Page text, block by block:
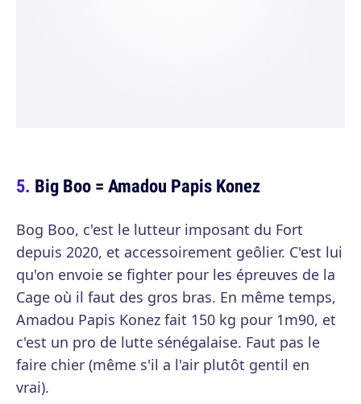
Big Boo = Amadou Papis Konez
Bog Boo, c'est le lutteur imposant du Fort
depuis 2020, et accessoirement geôlier. C'est lui
qu'on envoie se fighter pour les épreuves de la
Cage où il faut des gros bras. En même temps,
Amadou Papis Konez fait 150 kg pour 1m90, et
c'est un pro de lutte sénégalaise. Faut pas le
faire chier (même s'il a l'air plutôt gentil en
vrai).